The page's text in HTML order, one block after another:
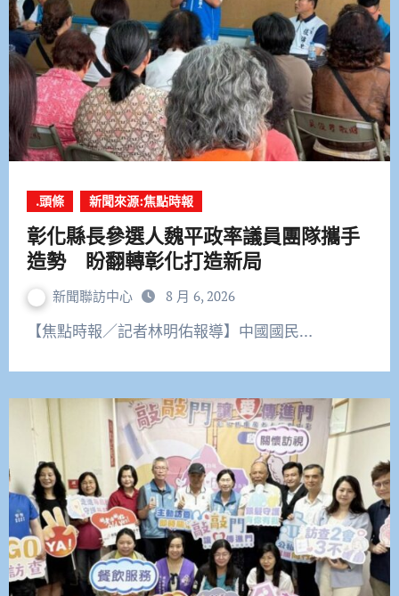
.頭條 新聞來源:焦點時報
彰化縣長參選人魏平政率議員團隊攜手
造勢 盼翻轉彰化打造新局
新聞聯訪中心 8 月 6, 2026
【焦點時報／記者林明佑報導】中國國民…